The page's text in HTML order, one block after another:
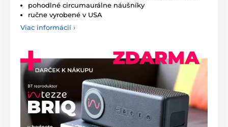
pohodlné circumaurálne náušníky
ručne vyrobené v USA
Viac informácií ›